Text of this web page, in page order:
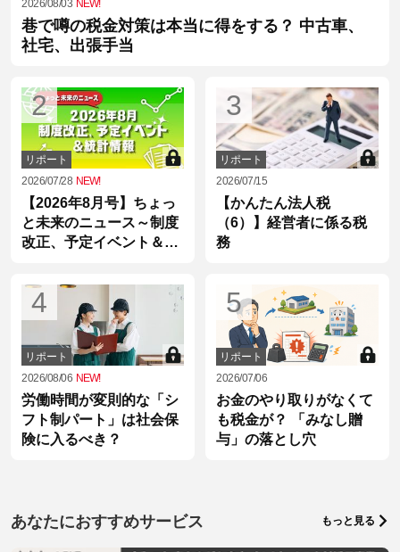
2026/08/03 NEW!
巷で噂の税金対策は本当に得をする？ 中古車、
社宅、出張手当
2
リポート
2026/07/28 NEW!
【2026年8月号】ちょっ
と未来のニュース～制度
改正、予定イベント＆統
3
リポート
2026/07/15
【かんたん法人税
（6）】経営者に係る税
務
4
リポート
2026/08/06 NEW!
労働時間が変則的な「シ
フト制パート」は社会保
険に入るべき？
5
リポート
2026/07/06
お金のやり取りがなくて
も税金が？ 「みなし贈
与」の落とし穴
あなたにおすすめサービス もっと見る